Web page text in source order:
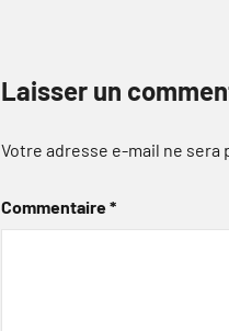
Laisser un
Votre adresse e-mail ne sera
Commentaire*